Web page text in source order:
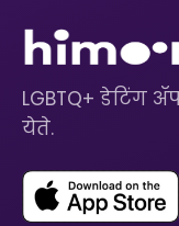
LGBTQ+ डेटिंग
येते.